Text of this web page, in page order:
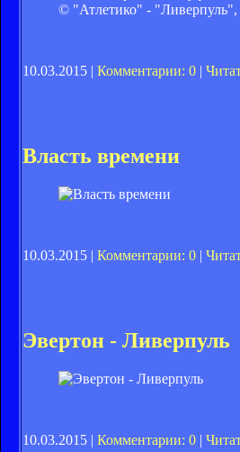
© "Атлетико" - "Ливерпуль",
10.03.2015 | Комментарии: 0 |
Власть времени
10.03.2015 | Комментарии: 0 |
Эвертон - Ливерпуль
10.03.2015 | Комментарии: 0 |